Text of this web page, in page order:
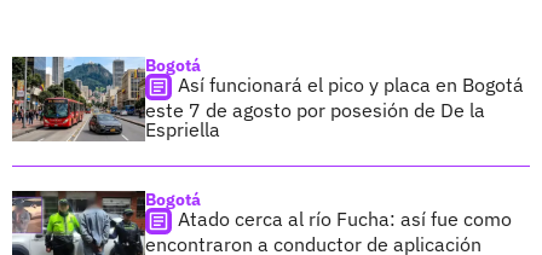
Bogotá
Así funcionará el pico y placa en Bogotá
este 7 de agosto por posesión de De la
Espriella
Bogotá
Atado cerca al río Fucha: así fue como
encontraron a conductor de aplicación